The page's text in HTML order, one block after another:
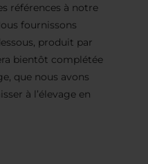
références à notre
fournissons
produit par
bientôt complétée
que nous avons
à l’élevage en